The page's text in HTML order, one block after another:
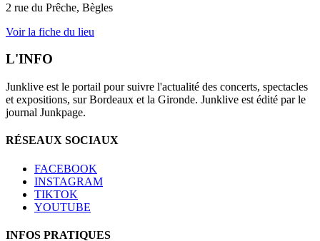
2 rue du Prêche, Bègles
Voir la fiche du lieu
L'INFO
Junklive est le portail pour suivre l'actualité des concerts, spectacles
et expositions, sur Bordeaux et la Gironde. Junklive est édité par le
journal Junkpage.
RÉSEAUX SOCIAUX
FACEBOOK
INSTAGRAM
TIKTOK
YOUTUBE
INFOS PRATIQUES